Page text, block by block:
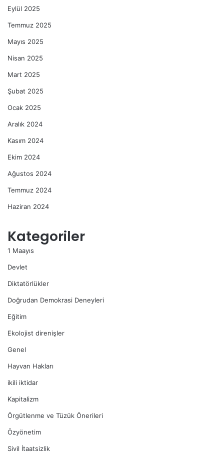
Eylül 2025
Temmuz 2025
Mayıs 2025
Nisan 2025
Mart 2025
Şubat 2025
Ocak 2025
Aralık 2024
Kasım 2024
Ekim 2024
Ağustos 2024
Temmuz 2024
Haziran 2024
Kategoriler
1 Maayıs
Devlet
Diktatörlükler
Doğrudan Demokrasi Deneyleri
Eğitim
Ekolojist direnişler
Genel
Hayvan Hakları
ikili iktidar
Kapitalizm
Örgütlenme ve Tüzük Önerileri
Özyönetim
Sivil İtaatsizlik